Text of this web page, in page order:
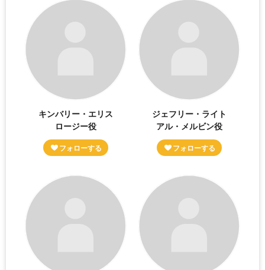
キンバリー・エリス
ロージー役
ジェフリー・ライト
アル・メルビン役